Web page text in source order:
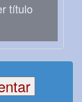
título